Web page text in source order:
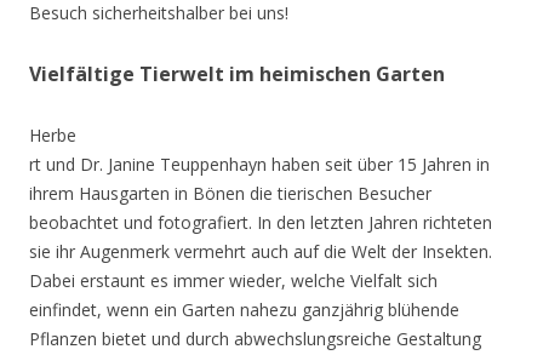
Besuch sicherheitshalber bei uns!
Vielfältige Tierwelt im heimischen Garten
Herbe
rt und Dr. Janine Teuppenhayn haben seit über 15 Jahren in
ihrem Hausgarten in Bönen die tierischen Besucher
beobachtet und fotografiert. In den letzten Jahren richteten
sie ihr Augenmerk vermehrt auch auf die Welt der Insekten.
Dabei erstaunt es immer wieder, welche Vielfalt sich
einfindet, wenn ein Garten nahezu ganzjährig blühende
Pflanzen bietet und durch abwechslungsreiche Gestaltung